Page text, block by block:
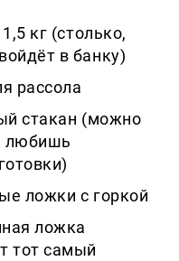
кг (столько,
в банку)
рассола
стакан (можно
любишь
ложки с горкой
ложка
тот самый